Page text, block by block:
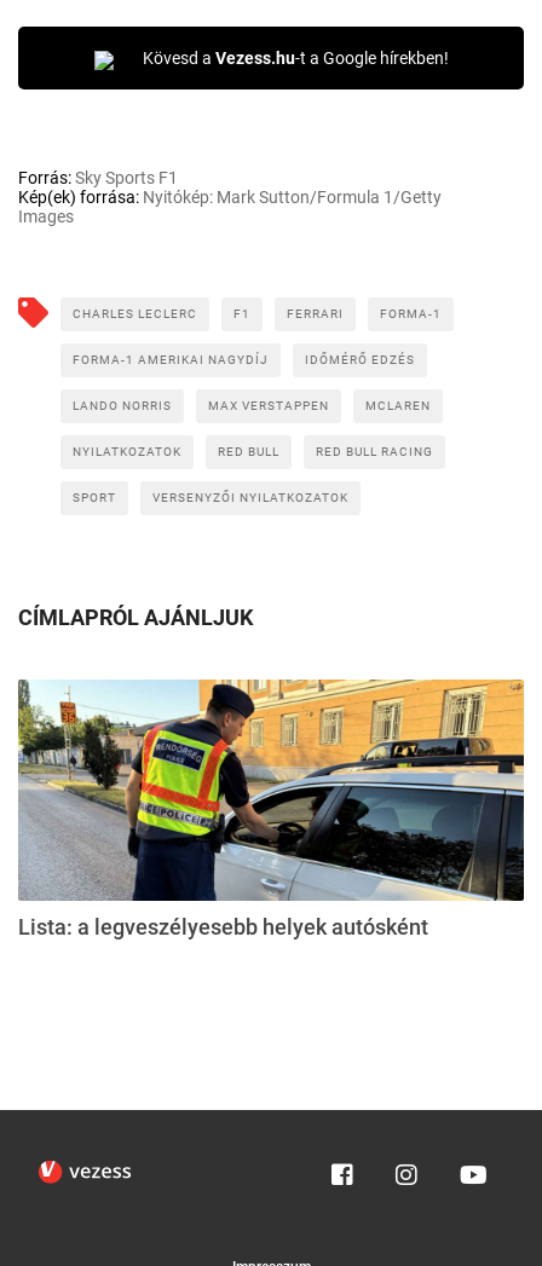
Kövesd a Vezess.hu-t a Google hírekben!
Forrás:Sky Sports F1
Kép(ek) forrása: Nyitókép: Mark Sutton/Formula 1/Getty
Images
CHARLES LECLERC F1 FERRARI FORMA-1
FORMA-1 AMERIKAI NAGYDÍJ IDŐMÉRŐ EDZÉS
LANDO NORRIS MAX VERSTAPPEN MCLAREN
NYILATKOZATOK RED BULL RED BULL RACING
SPORT VERSENYZŐI NYILATKOZATOK
CÍMLAPRÓL AJÁNLJUK
Lista: a legveszélyesebb helyek autósként